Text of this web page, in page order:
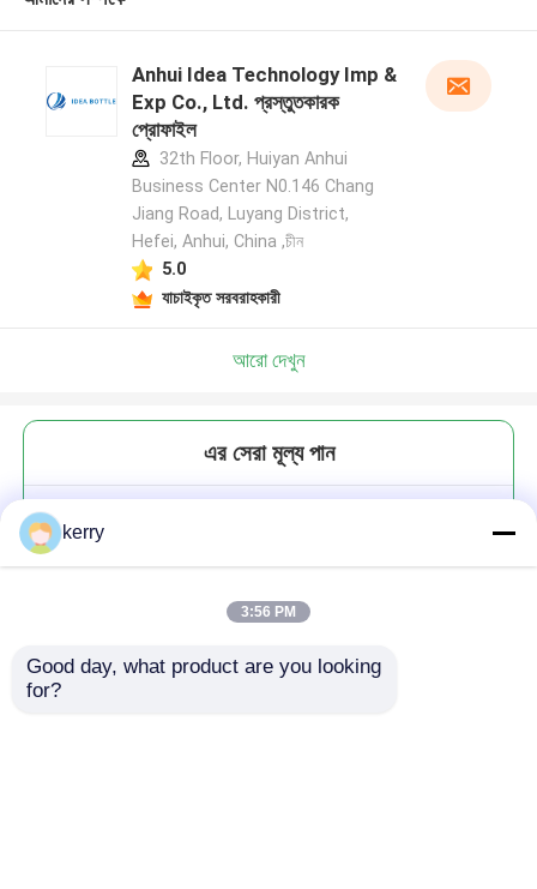
Anhui Idea Technology Imp &
Exp Co., Ltd. প্রস্তুতকারক
প্রোফাইল
32th Floor, Huiyan Anhui
Business Center N0.146 Chang
Jiang Road, Luyang District,
Hefei, Anhui, China ,চীন
5.0
যাচাইকৃত সরবরাহকারী
আরো দেখুন
এর সেরা মূল্য পান
kerry
3:56 PM
Good day, what product are you looking
for?